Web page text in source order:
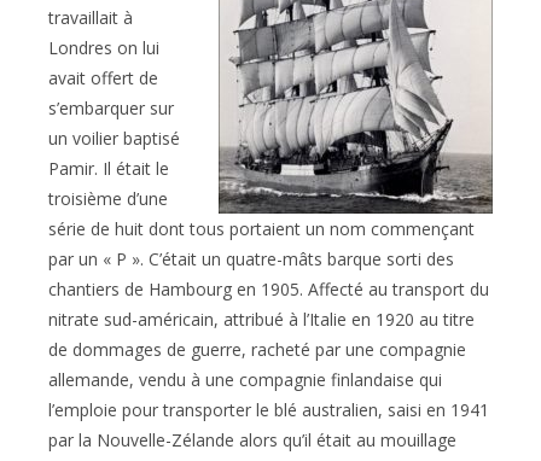
travaillait à
Londres on lui
avait offert de
s’embarquer sur
un voilier baptisé
Pamir. Il était le
troisième d’une
série de huit dont tous portaient un nom commençant
par un « P ». C’était un quatre-mâts barque sorti des
chantiers de Hambourg en 1905. Affecté au transport du
nitrate sud-américain, attribué à l’Italie en 1920 au titre
de dommages de guerre, racheté par une compagnie
allemande, vendu à une compagnie finlandaise qui
l’emploie pour transporter le blé australien, saisi en 1941
par la Nouvelle-Zélande alors qu’il était au mouillage